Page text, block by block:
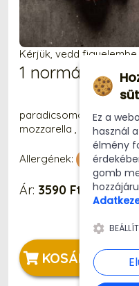
Kérjük, vedd
1 normál
paradicsomos alap,
mozzarella , szalámi,
Allergének:
Ár: 3590 Ft
KOSÁRBA
Ez a
használ
élmény
gomb